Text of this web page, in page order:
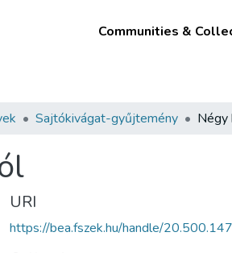
Communities &
Sajtókivágat-gyűjtemény Négy
URI
https://bea.fszek.hu/handle/